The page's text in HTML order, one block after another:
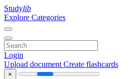
Studylib
Explore Categories
Login
Upload document Create flashcards
×